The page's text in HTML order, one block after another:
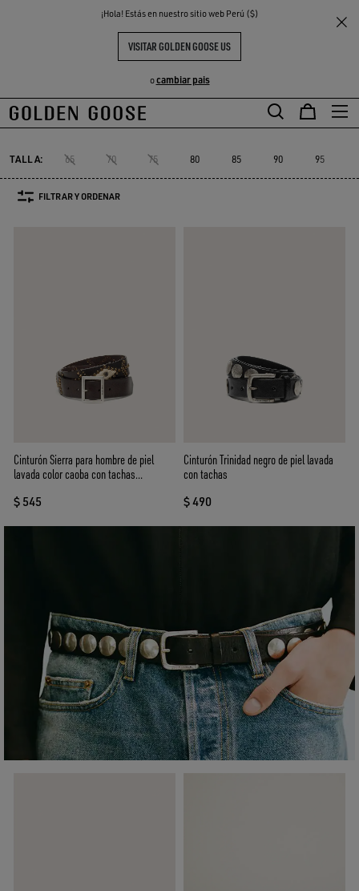
¡Hola! Estás en nuestro sitio web Perú ($)
VISITAR GOLDEN GOOSE US
ocambiar pais
THE
COMMUNITY
Complementos Cinturones
CINTURONES HOMBRE
Cinturones Sombreros Pañuelos y fulares de seda Ver
TALLA: 65 70 75 80 85 90 95
FILTRAR Y ORDENAR
Cinturón Sierra para hombre de piel
lavada color caoba con tachas
$ 545
Cinturón Trinidad negro de piel lavada
con tachas
$ 490